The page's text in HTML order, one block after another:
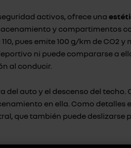
activos, ofrece una
y compartimentos
pues emite 100 g/km de CO2 y
ni puede compararse a
al conducir.
del auto y el descenso del techo.
en ella. Como
que también puede